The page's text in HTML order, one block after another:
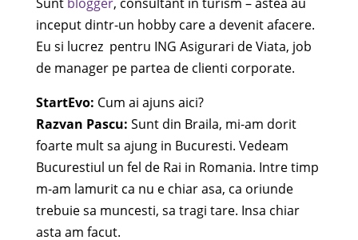
inceput dintr-un hobby care a devenit afacere.
Eu si lucrez pentru ING Asigurari de Viata, job
de manager pe partea de clienti corporate.
StartEvo: Cum ai ajuns aici?
Razvan Pascu: Sunt din Braila, mi-am dorit
foarte mult sa ajung in Bucuresti. Vedeam
Bucurestiul un fel de Rai in Romania. Intre timp
m-am lamurit ca nu e chiar asa, ca oriunde
trebuie sa muncesti, sa tragi tare. Insa chiar
asta am facut.